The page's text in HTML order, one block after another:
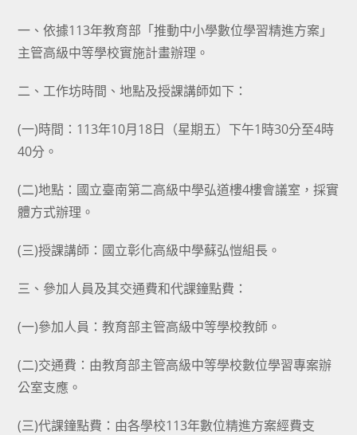
一、依據113年教育部「推動中小學數位學習精進方案」
主管高級中等學校實施計畫辦理。
二、工作坊時間、地點及授課講師如下：
(一)時間：113年10月18日（星期五）下午1時30分至4時
40分。
(二)地點：國立臺南第二高級中學弘道樓4樓會議室，採實
體方式辦理。
(三)授課講師：國立彰化高級中學蘇弘愷組長。
三、參加人員及其交通費和代課鐘點費：
(一)參加人員：教育部主管高級中等學校教師。
(二)交通費：由教育部主管高級中等學校數位學習專案辦
公室支應。
(三)代課鐘點費：由各學校113年數位精進方案經費支